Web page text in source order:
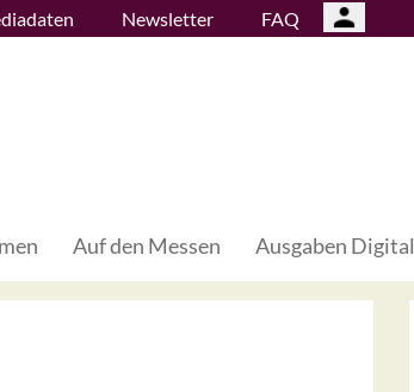
Newsletter FAQ
Auf den Messen Ausgaben Digital